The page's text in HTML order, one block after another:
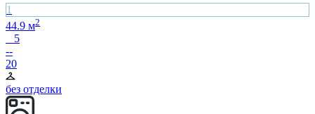
1
44.9 м2
5
--
20
без отделки